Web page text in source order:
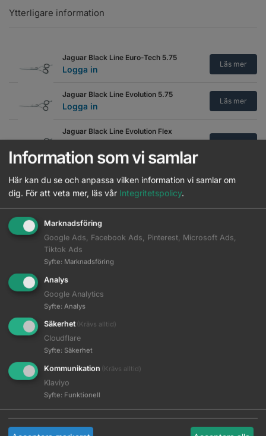
Ytterligare information
Jaguar Black Line Euro-Tech 5.75
Logga in
Läs mer
Jaguar Black Line Evolution 5.75
Logga in
Läs mer
Jaguar Black Line Evolution Flex
5.75
Logga in
Jaguar Black Line Vision 5.75
Logga in
Läs mer
EAN:
Artikelnr: J93575
Kategorier: Black Line
Brand: Black Line
Komplettera med
Carpenter holster de luxe
Logga in
Carpenter verktygshölster
Logga in
Jaguar Saxhölster
Logga in
Information som vi samlar
Här kan du se och anpassa vilken information vi samlar om
dig. För att veta mer, läs vår Integritetspolicy.
Marknadsföring
Google Ads, Facebook Ads, Pinterest, Microsoft Ads,
Tiktok Ads
Syfte: Marknadsföring
Analys
Google Analytics
Syfte: Analys
Säkerhet (Krävs alltid)
Cloudflare
Syfte: Säkerhet
Kommunikation (Krävs alltid)
Klaviyo
Syfte: Funktionell